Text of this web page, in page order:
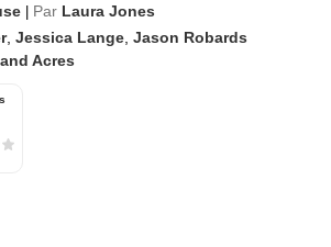
| Par Laura Jones
, Jessica Lange Jason Robards
Acres